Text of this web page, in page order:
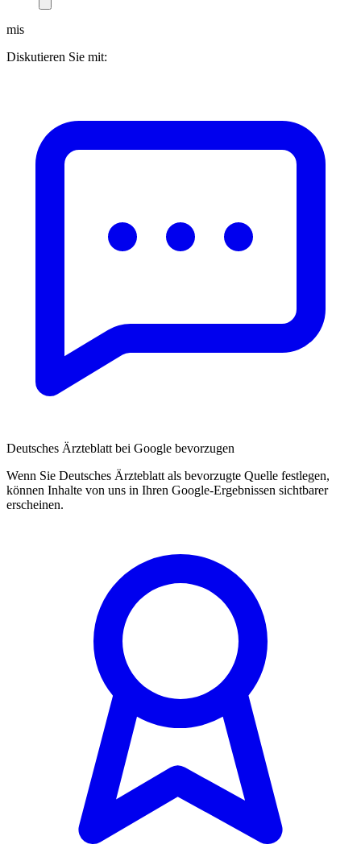
mis
Diskutieren Sie mit:
Deutsches Ärzteblatt bei Google bevorzugen
Wenn Sie Deutsches Ärzteblatt als bevorzugte Quelle festlegen,
können Inhalte von uns in Ihren Google-Ergebnissen sichtbarer
erscheinen.